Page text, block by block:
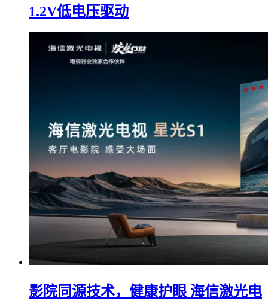
1.2V低电压驱动
影院同源技术，健康护眼 海信激光电